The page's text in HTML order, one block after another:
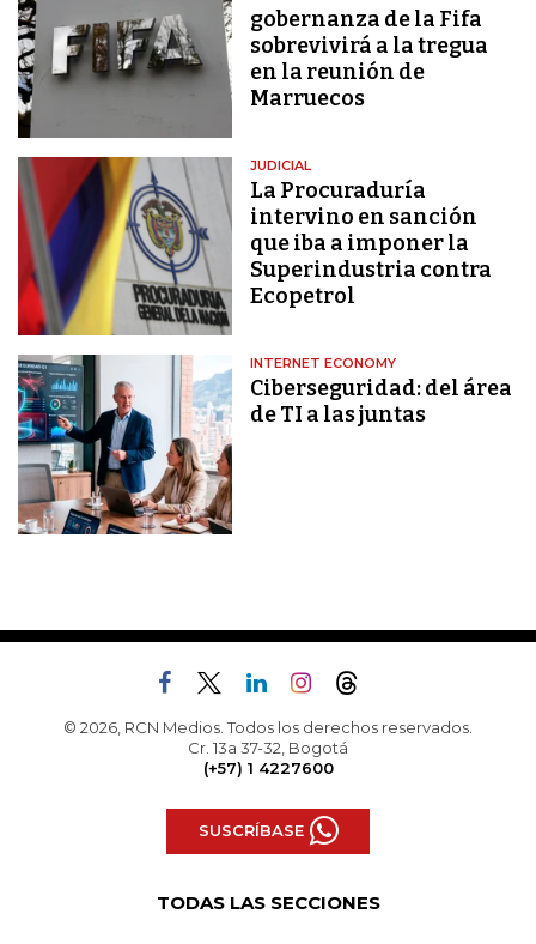
gobernanza de la Fifa
sobrevivirá a la tregua
en la reunión de
Marruecos
JUDICIAL
La Procuraduría
intervino en sanción
que iba a imponer la
Superindustria contra
Ecopetrol
INTERNET ECONOMY
Ciberseguridad: del área
de TI a las juntas
© 2026, RCN Medios. Todos los derechos reservados.
Cr. 13a 37-32, Bogotá
(+57) 1 4227600
SUSCRÍBASE
TODAS LAS SECCIONES